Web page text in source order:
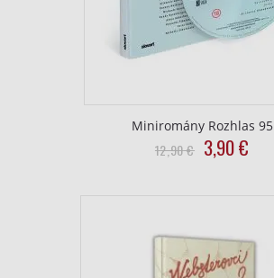
Miniromány Rozhlas 95
12,90€ Pôvodná
cena
€.
3,90€